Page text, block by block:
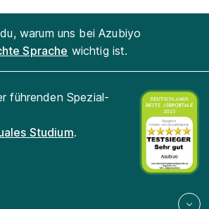
warum uns bei Azubiyo
Sprache wichtig ist.
führenden Spezial-
Studium.